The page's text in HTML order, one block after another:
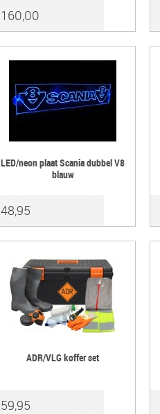
160,00
LED/neon plaat Scania dubbel V8
blauw
48,95
ADR/VLG koffer set
59,95